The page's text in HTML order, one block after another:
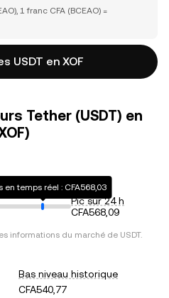
1 franc CFA (BCEAO) =
USDT en XOF
Tether (USDT) en
en temps réel : CFA568,03
Pic sur 24 h
CFA568,09
informations du marché de USDT.
Bas niveau historique
CFA540,77